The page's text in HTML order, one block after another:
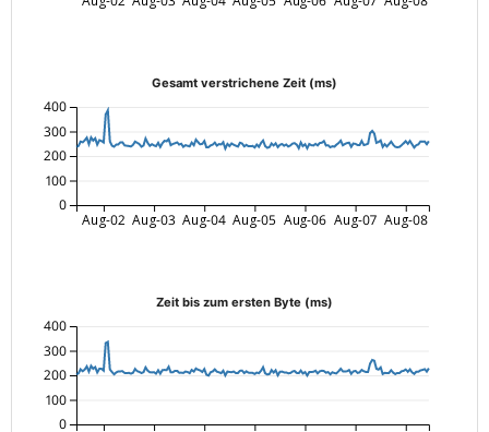
Gesamt verstrichene Zeit (ms)
Aug-02 Aug-03 Aug-04 Aug-05 Aug-06 Aug-07 Aug-08
0
100
200
300
400
Zeit bis zum ersten Byte (ms)
0
100
200
300
400